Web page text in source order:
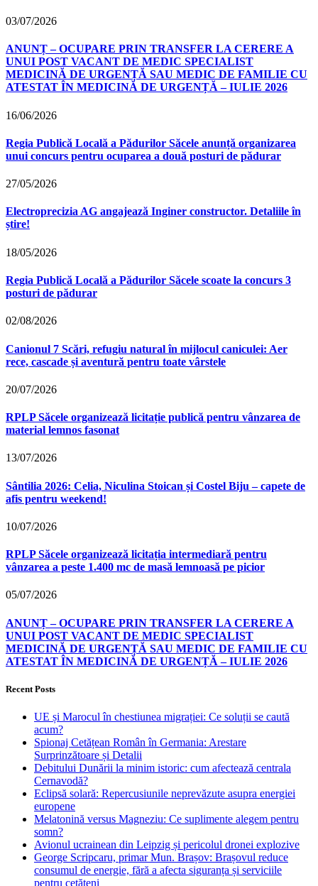
03/07/2026
ANUNȚ – OCUPARE PRIN TRANSFER LA CERERE A
UNUI POST VACANT DE MEDIC SPECIALIST
MEDICINĂ DE URGENȚĂ SAU MEDIC DE FAMILIE CU
ATESTAT ÎN MEDICINĂ DE URGENȚĂ – IULIE 2026
16/06/2026
Regia Publică Locală a Pădurilor Săcele anunță organizarea
unui concurs pentru ocuparea a două posturi de pădurar
27/05/2026
Electroprecizia AG angajează Inginer constructor. Detaliile în
știre!
18/05/2026
Regia Publică Locală a Pădurilor Săcele scoate la concurs 3
posturi de pădurar
02/08/2026
Canionul 7 Scări, refugiu natural în mijlocul caniculei: Aer
rece, cascade și aventură pentru toate vârstele
20/07/2026
RPLP Săcele organizează licitație publică pentru vânzarea de
material lemnos fasonat
13/07/2026
Sântilia 2026: Celia, Niculina Stoican și Costel Biju – capete de
afis pentru weekend!
10/07/2026
RPLP Săcele organizează licitația intermediară pentru
vânzarea a peste 1.400 mc de masă lemnoasă pe picior
05/07/2026
ANUNȚ – OCUPARE PRIN TRANSFER LA CERERE A
UNUI POST VACANT DE MEDIC SPECIALIST
MEDICINĂ DE URGENȚĂ SAU MEDIC DE FAMILIE CU
ATESTAT ÎN MEDICINĂ DE URGENȚĂ – IULIE 2026
Recent Posts
UE și Marocul în chestiunea migrației: Ce soluții se caută
acum?
Spionaj Cetățean Român în Germania: Arestare
Surprinzătoare și Detalii
Debitului Dunării la minim istoric: cum afectează centrala
Cernavodă?
Eclipsă solară: Repercusiunile neprevăzute asupra energiei
europene
Melatonină versus Magneziu: Ce suplimente alegem pentru
somn?
Avionul ucrainean din Leipzig și pericolul dronei explozive
George Scripcaru, primar Mun. Brașov: Brașovul reduce
consumul de energie, fără a afecta siguranța și serviciile
pentru cetățeni